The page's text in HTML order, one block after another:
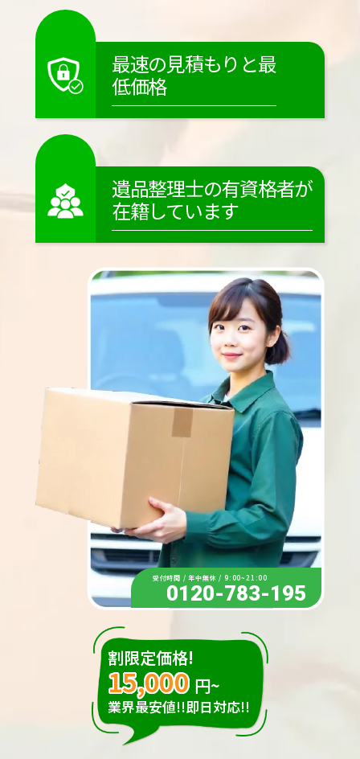
最速の見積もりと最
低価格
遺品整理士の有資格者が
在籍しています
受付時間 / 年中無休 / 9:00~21:00
0120-783-195
割限定価格!
15,000 円~
業界最安値!!即日対応!!